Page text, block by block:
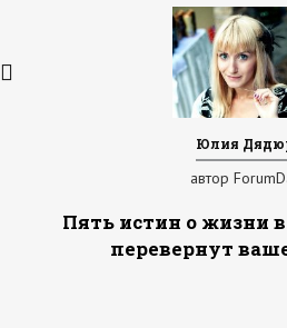
Юлия
автор
Пять истин о жизни
перевернут